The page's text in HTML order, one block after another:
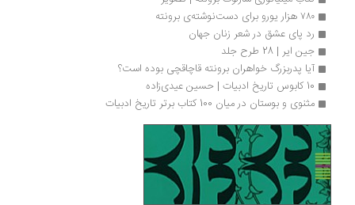
۷۸۰ هزار یورو برای دست‌نوشته‌ی برونته
رد پای عشق در شعر زنان جهان
جین ایر | 28 طرح جلد
آیا پدربزرگ خواهران برونته قاچاقچی بوده است؟
10 کابوس تاریخ ادبیات | حسین عیدی‌زاده
مثنوی و بوستان در میان 100 کتاب برتر تاریخ ادبیات